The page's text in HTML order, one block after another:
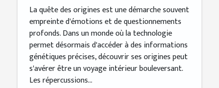
La quête des origines est une démarche souvent
empreinte d'émotions et de questionnements
profonds. Dans un monde où la technologie
permet désormais d'accéder à des informations
génétiques précises, découvrir ses origines peut
s'avérer être un voyage intérieur bouleversant.
Les répercussions...